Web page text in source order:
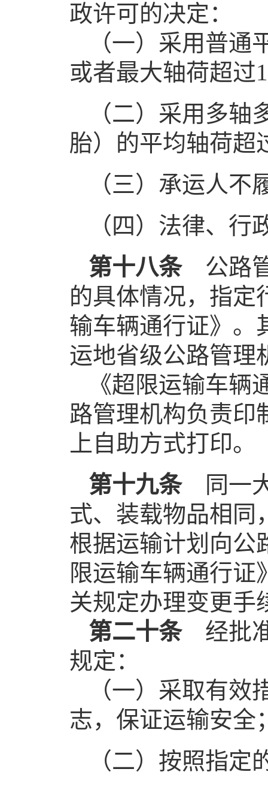
政许可的决定：
（一）采用普
或者最大轴荷超过
（二）采用多
胎）的平均轴荷超
（三）承运人
（四）法律、
第十八条公路管
的具体情况，指定
输车辆通行证》。
运地省级公路管理
《超限运输车
路管理机构负责印
上自助方式打印。
第十九条同一大
式、装载物品相同
根据运输计划向公
限运输车辆通行证
关规定办理变更手
第二十条经批准
规定：
（一）采取有
志，保证运输安全
（二）按照指